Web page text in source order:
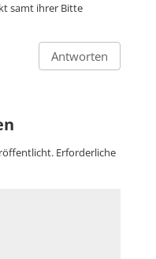
samt ihrer Bitte
Antworten
Erforderliche